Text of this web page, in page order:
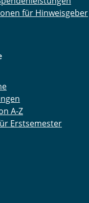
für Hinweisgeber
A-Z
Erstsemester